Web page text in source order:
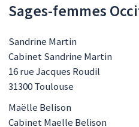
Sages-femmes
Sandrine Martin
Cabinet Sandrine Martin
16 rue Jacques Roudil
31300Toulouse
Maëlle Belison
Cabinet Maelle Belison